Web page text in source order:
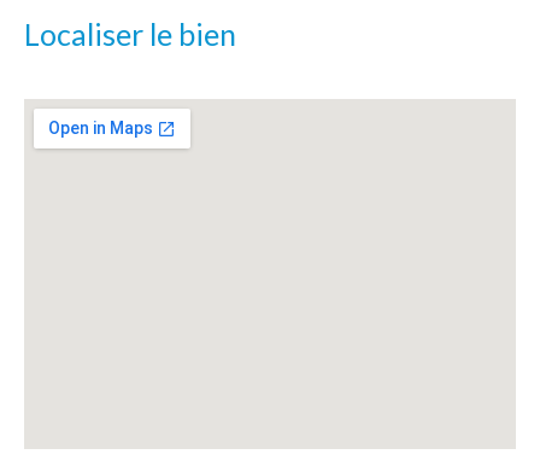
Localiser le bien